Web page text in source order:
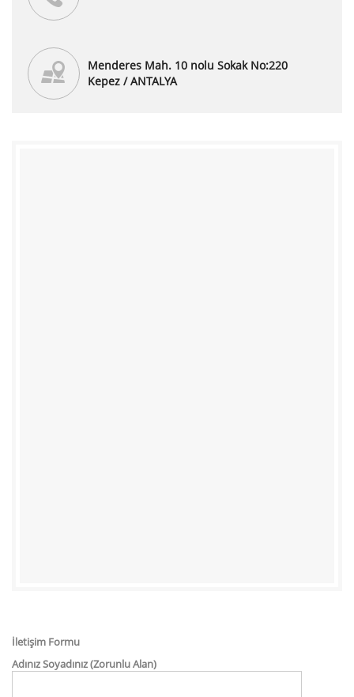
Menderes Mah. 10 nolu Sokak No:220
Kepez / ANTALYA
İletişim Formu
Adınız Soyadınız (Zorunlu Alan)